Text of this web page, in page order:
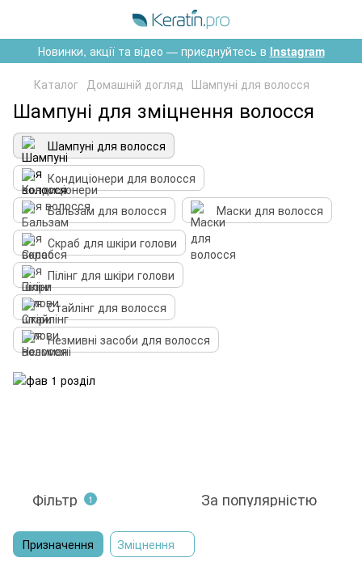
Новинки, акції та відео — приєднуйтесь в Instagram
Каталог Домашній догляд Шампуні для волосся
Шампуні для зміцнення волосся
Шампуні для волосся
Кондиціонери для волосся
Бальзам для волосся
Маски для волосся
Скраб для шкіри голови
Пілінг для шкіри голови
Стайлінг для волосся
Незмивні засоби для волосся
Фільтр 1 За популярністю
Призначення Зміцнення